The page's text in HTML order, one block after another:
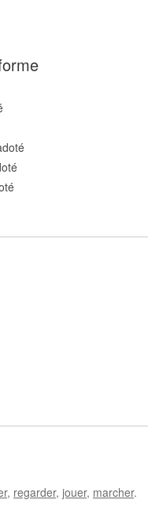
é
é
é
, regarder, jouer, marcher.